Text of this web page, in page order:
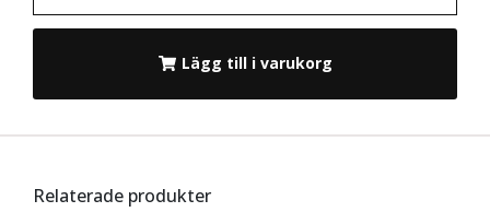
Lägg till i varukorg
Relaterade produkter